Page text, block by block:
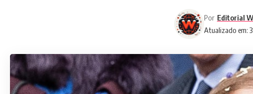
Atualizado em:
Por Editorial